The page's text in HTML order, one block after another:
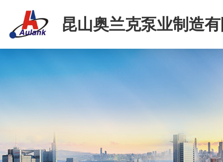
昆山奥兰克泵业制造